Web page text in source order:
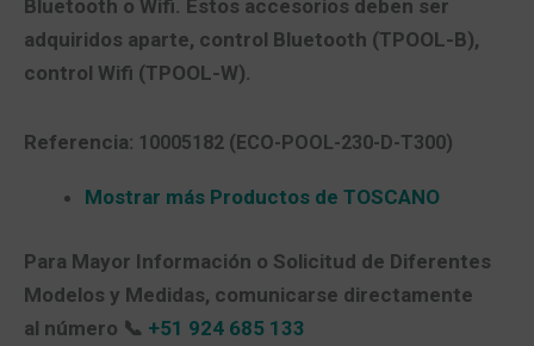
Bluetooth o Wifi. Estos accesorios deben ser
adquiridos aparte, control Bluetooth (TPOOL-B),
control Wifi (TPOOL-W).
Referencia: 10005182 (ECO-POOL-230-D-T300)
Mostrar más Productos de TOSCANO
Para Mayor Información o Solicitud de Diferentes
Modelos y Medidas, comunicarse directamente
al número 📞 +51 924 685 133